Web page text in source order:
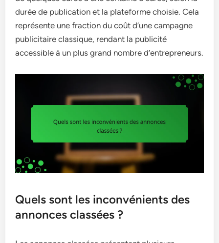
durée de publication et la plateforme choisie. Cela
représente une fraction du coût d’une campagne
publicitaire classique, rendant la publicité
accessible à un plus grand nombre d’entrepreneurs.
Quels sont les inconvénients des
annonces classées ?